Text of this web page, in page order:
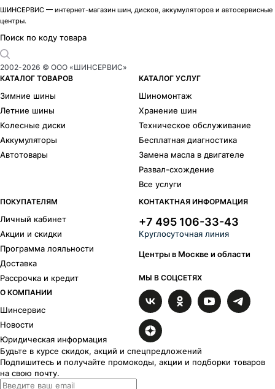
ШИНСЕРВИС — интернет-магазин шин, дисков, аккумуляторов и автосервисные
центры.
Поиск по коду товара
2002-2026 © ООО «ШИНСЕРВИС»
КАТАЛОГ ТОВАРОВ
Зимние шины
Летние шины
Колесные диски
Аккумуляторы
Автотовары
КАТАЛОГ УСЛУГ
Шиномонтаж
Хранение шин
Техническое обслуживание
Бесплатная диагностика
Замена масла в двигателе
Развал-схождение
Все услуги
ПОКУПАТЕЛЯМ
Личный кабинет
Акции и скидки
Программа лояльности
Доставка
Рассрочка и кредит
О КОМПАНИИ
Шинсервис
Новости
Юридическая информация
КОНТАКТНАЯ ИНФОРМАЦИЯ
+7 495 106-33-43
Круглосуточная линия
Центры в Москве и области
МЫ В СОЦСЕТЯХ
Будьте в курсе скидок, акций и спецпредложений
Подпишитесь и получайте промокоды, акции и подборки товаров
на свою почту.